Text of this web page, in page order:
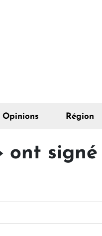
Opinions Région
ont signé